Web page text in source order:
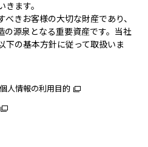
ます。
べきお客様の大切な財産であり、
の源泉となる重要資産です。当社
下の基本方針に従って取扱いま
個人情報の利用目的